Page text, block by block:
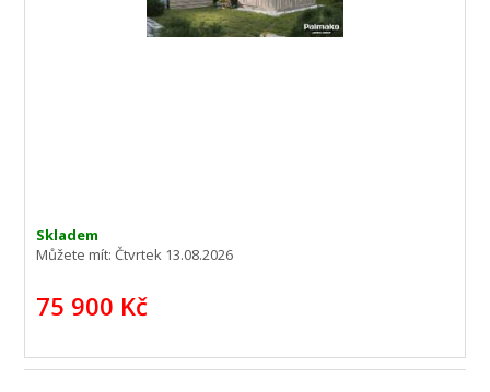
Skladem
Můžete mít:Čtvrtek 13.08.2026
75 900 Kč